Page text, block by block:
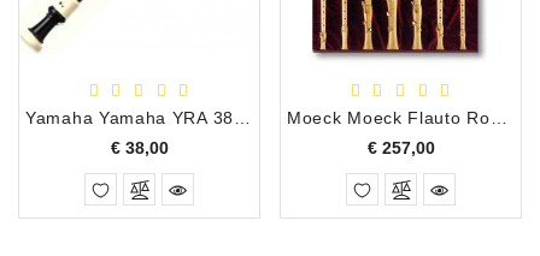
€ 38,00Prijs
€ 257,00Prijs